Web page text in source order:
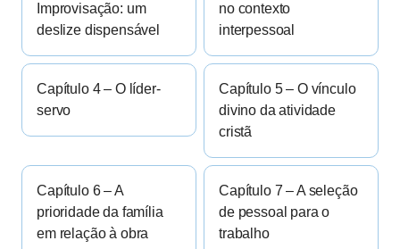
Improvisação: um
deslize dispensável
no contexto
interpessoal
Capítulo 4 – O líder-
servo
Capítulo 5 – O vínculo
divino da atividade
cristã
Capítulo 6 – A
prioridade da família
em relação à obra
Capítulo 7 – A seleção
de pessoal para o
trabalho